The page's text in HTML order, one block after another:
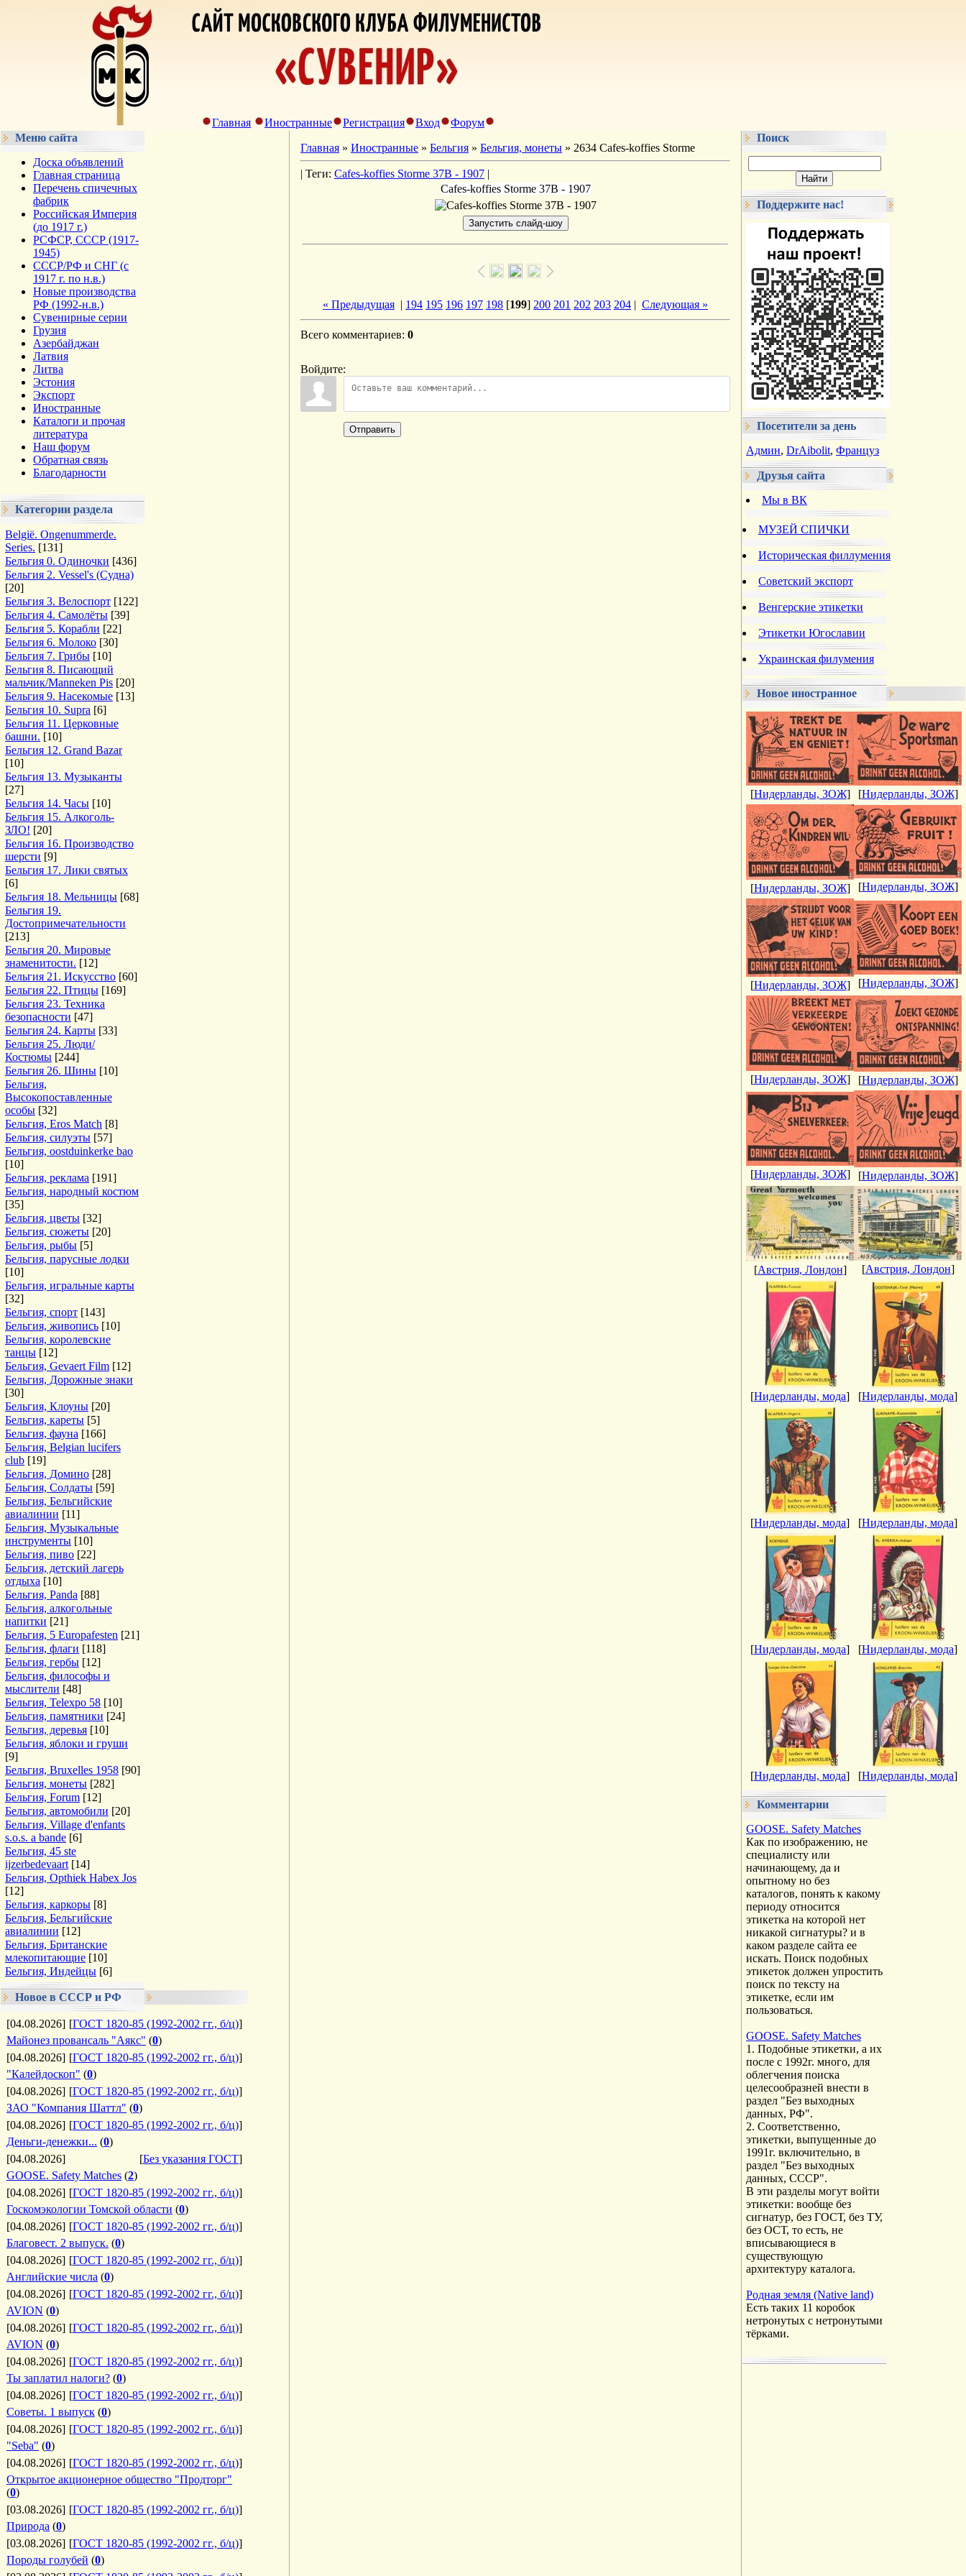
Главная Иностранные Регистрация Вход
Форум
Меню сайта
Доска объявлений
Главная страница
Перечень спичечных
фабрик
Российская Империя
(до 1917 г.)
РСФСР, СССР (1917-
1945)
СССР/РФ и СНГ (с
1917 г. по н.в.)
Новые производства
РФ (1992-н.в.)
Сувенирные серии
Грузия
Азербайджан
Латвия
Литва
Эстония
Экспорт
Иностранные
Каталоги и прочая
литература
Наш форум
Обратная связь
Благодарности
Категории раздела
België. Ongenummerde.
Series. [131]
Бельгия 0. Одиночки [436]
Бельгия 2. Vessel's (Судна)
[20]
Бельгия 3. Велоспорт [122]
Бельгия 4. Самолёты [39]
Бельгия 5. Корабли [22]
Бельгия 6. Молоко [30]
Бельгия 7. Грибы [10]
Бельгия 8. Писающий
мальчик/Manneken Pis [20]
Бельгия 9. Насекомые [13]
Бельгия 10. Supra [6]
Бельгия 11. Церковные
башни. [10]
Бельгия 12. Grand Bazar
[10]
Бельгия 13. Музыканты
[27]
Бельгия 14. Часы [10]
Бельгия 15. Алкоголь-
ЗЛО! [20]
Бельгия 16. Производство
шерсти [9]
Бельгия 17. Лики святых
[6]
Бельгия 18. Мельницы [68]
Бельгия 19.
Достопримечательности
[213]
Бельгия 20. Мировые
знаменитости. [12]
Бельгия 21. Искусство [60]
Бельгия 22. Птицы [169]
Бельгия 23. Техника
безопасности [47]
Бельгия 24. Карты [33]
Бельгия 25. Люди/
Костюмы [244]
Бельгия 26. Шины [10]
Бельгия,
Высокопоставленные
особы [32]
Бельгия, Eros Match [8]
Бельгия, силуэты [57]
Бельгия, oostduinkerke bao
[10]
Бельгия, реклама [191]
Бельгия, народный костюм
[35]
Бельгия, цветы [32]
Бельгия, сюжеты [20]
Бельгия, рыбы [5]
Бельгия, парусные лодки
[10]
Бельгия, игральные карты
[32]
Бельгия, спорт [143]
Бельгия, живопись [10]
Бельгия, королевские
танцы [12]
Бельгия, Gevaert Film [12]
Бельгия, Дорожные знаки
[30]
Бельгия, Клоуны [20]
Бельгия, кареты [5]
Бельгия, фауна [166]
Бельгия, Belgian lucifers
club [19]
Бельгия, Домино [28]
Бельгия, Солдаты [59]
Бельгия, Бельгийские
авиалинии [11]
Бельгия, Музыкальные
инструменты [10]
Бельгия, пиво [22]
Бельгия, детский лагерь
отдыха [10]
Бельгия, Panda [88]
Бельгия, алкогольные
напитки [21]
Бельгия, 5 Europafesten [21]
Бельгия, флаги [118]
Бельгия, гербы [12]
Бельгия, философы и
мыслители [48]
Бельгия, Telexpo 58 [10]
Бельгия, памятники [24]
Бельгия, деревья [10]
Бельгия, яблоки и груши
[9]
Бельгия, Bruxelles 1958 [90]
Бельгия, монеты [282]
Бельгия, Forum [12]
Бельгия, автомобили [20]
Бельгия, Village d'enfants
s.o.s. a bande [6]
Бельгия, 45 ste
ijzerbedevaart [14]
Бельгия, Opthiek Habex Jos
[12]
Бельгия, каркоры [8]
Бельгия, Бельгийские
авиалинии [12]
Бельгия, Британские
млекопитающие [10]
Бельгия, Индейцы [6]
Новое в СССР и РФ
[04.08.2026] [ГОСТ 1820-85 (1992-2002 гг., б/ц)]
Майонез провансаль "Аякс" (0)
[04.08.2026] [ГОСТ 1820-85 (1992-2002 гг., б/ц)]
"Калейдоскоп" (0)
[04.08.2026] [ГОСТ 1820-85 (1992-2002 гг., б/ц)]
ЗАО "Компания Шаттл" (0)
[04.08.2026] [ГОСТ 1820-85 (1992-2002 гг., б/ц)]
Деньги-денежки... (0)
[04.08.2026]
[Без указания ГОСТ]
GOOSE. Safety Matches (2)
[04.08.2026] [ГОСТ 1820-85 (1992-2002 гг., б/ц)]
Госкомэкологии Томской области (0)
[04.08.2026] [ГОСТ 1820-85 (1992-2002 гг., б/ц)]
Благовест. 2 выпуск. (0)
[04.08.2026] [ГОСТ 1820-85 (1992-2002 гг., б/ц)]
Английские числа (0)
[04.08.2026] [ГОСТ 1820-85 (1992-2002 гг., б/ц)]
AVION (0)
[04.08.2026] [ГОСТ 1820-85 (1992-2002 гг., б/ц)]
AVION (0)
[04.08.2026] [ГОСТ 1820-85 (1992-2002 гг., б/ц)]
Ты заплатил налоги? (0)
[04.08.2026] [ГОСТ 1820-85 (1992-2002 гг., б/ц)]
Советы. 1 выпуск (0)
[04.08.2026] [ГОСТ 1820-85 (1992-2002 гг., б/ц)]
"Seba" (0)
[04.08.2026] [ГОСТ 1820-85 (1992-2002 гг., б/ц)]
Открытое акционерное общество "Продторг"
(0)
[03.08.2026] [ГОСТ 1820-85 (1992-2002 гг., б/ц)]
Природа (0)
[03.08.2026] [ГОСТ 1820-85 (1992-2002 гг., б/ц)]
Породы голубей (0)
Главная » Иностранные » Бельгия » Бельгия, монеты » 2634 Cafes-koffies Storme
| Теги: Cafes-koffies Storme 37B - 1907 |
Cafes-koffies Storme 37B - 1907
« Предыдущая | 194 195 196 197 198 [199] 200 201 202 203 204 | Следующая »
Всего комментариев: 0
Войдите:
Отправить
Поиск
Поддержите нас!
Посетители за день
Админ, DrAibolit, Француз
Друзья сайта
Мы в ВК
МУЗЕЙ СПИЧКИ
Историческая филлумения
Советский экспорт
Венгерские этикетки
Этикетки Югославии
Украинская филумения
Новое иностранное
[Нидерланды, ЗОЖ] [Нидерланды, ЗОЖ]
[Нидерланды, ЗОЖ] [Нидерланды, ЗОЖ]
[Нидерланды, ЗОЖ] [Нидерланды, ЗОЖ]
[Нидерланды, ЗОЖ] [Нидерланды, ЗОЖ]
[Нидерланды, ЗОЖ] [Нидерланды, ЗОЖ]
[Австрия, Лондон] [Австрия, Лондон]
[Нидерланды, мода] [Нидерланды, мода]
[Нидерланды, мода] [Нидерланды, мода]
[Нидерланды, мода] [Нидерланды, мода]
[Нидерланды, мода] [Нидерланды, мода]
Комментарии
GOOSE. Safety Matches
Как по изображению, не
специалисту или
начинающему, да и
опытному но без
каталогов, понять к какому
периоду относится
этикетка на которой нет
никакой сигнатуры? и в
каком разделе сайта ее
искать. Поиск подобных
этикеток должен упростить
поиск по тексту на
этикетке, если им
пользоваться.
GOOSE. Safety Matches
1. Подобные этикетки, а их
после с 1992г. много, для
облегчения поиска
целесообразней внести в
раздел "Без выходных
данных, РФ".
2. Соответственно,
этикетки, выпущенные до
1991г. включительно, в
раздел "Без выходных
данных, СССР".
В эти разделы могут войти
этикетки: вообще без
сигнатур, без ГОСТ, без ТУ,
без ОСТ, то есть, не
вписывающиеся в
существующую
архитектуру каталога.
Родная земля (Native land)
Есть таких 11 коробок
нетронутых с нетронутыми
тёрками.